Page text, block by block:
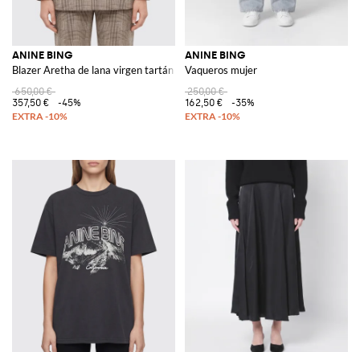
ANINE BING
Blazer Aretha de lana virgen tartán con doble botonadura
650,00 €
357,50 €
-45%
ANINE BING
Vaqueros mujer
250,00 €
162,50 €
-35%